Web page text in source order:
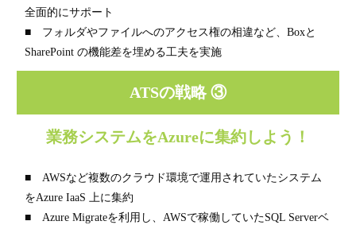
全面的にサポート
■ フォルダやファイルへのアクセス権の相違など、Boxと
SharePoint の機能差を埋める工夫を実施
ATSの戦略 ③
業務システムをAzureに集約しよう！
■ AWSなど複数のクラウド環境で運用されていたシステム
をAzure IaaS 上に集約
■ Azure Migrateを利用し、AWSで稼働していたSQL Serverベ